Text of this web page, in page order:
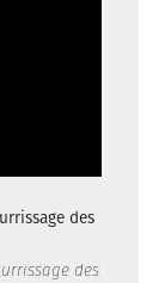
des
des